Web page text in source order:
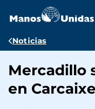
contenido
Ruta
navegación
Noticias
Mercadillo
en